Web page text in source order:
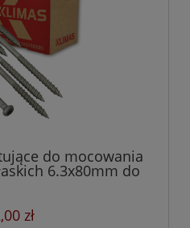
do mocowania
6.3x80mm do
i drewna
zł